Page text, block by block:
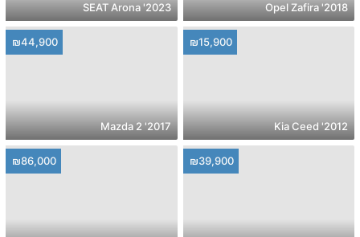
2018' Opel Zafira
2023' SEAT Arona
₪15,900
2012' Kia Ceed
₪44,900
2017' Mazda 2
₪39,900
₪86,000